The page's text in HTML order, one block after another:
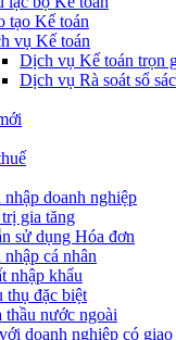
tạo Kế toán
vụ Kế toán
Dịch vụ Kế toán trọn
Dịch vụ Rà soát sổ
doanh nghiệp
gia tăng
sử dụng Hóa đơn
cá nhân
nhập khẩu
thụ đặc biệt
thầu nước ngoài
doanh nghiệp có